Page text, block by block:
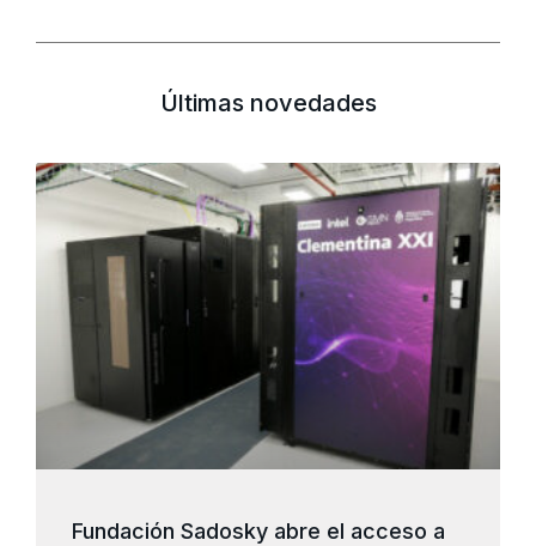
Últimas novedades
Fundación Sadosky abre el acceso a